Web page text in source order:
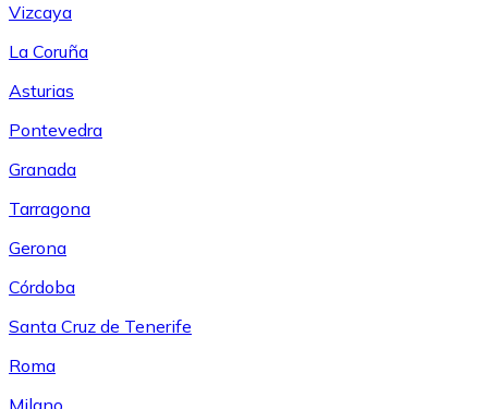
Vizcaya
La Coruña
Asturias
Pontevedra
Granada
Tarragona
Gerona
Córdoba
Santa Cruz de Tenerife
Roma